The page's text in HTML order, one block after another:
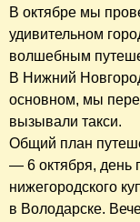
В октябре мы
удивительном
волшебным
В Нижний
основном, мы
вызывали такси.
Общий план
— 6 октября, день
нижегородского
в Володарске.